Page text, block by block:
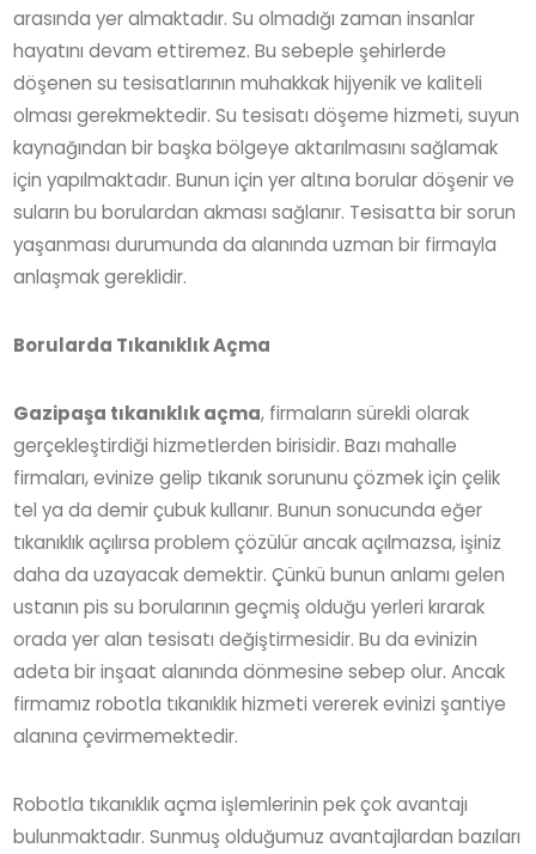
arasında yer almaktadır. Su olmadığı zaman insanlar
hayatını devam ettiremez. Bu sebeple şehirlerde
döşenen su tesisatlarının muhakkak hijyenik ve kaliteli
olması gerekmektedir. Su tesisatı döşeme hizmeti, suyun
kaynağından bir başka bölgeye aktarılmasını sağlamak
için yapılmaktadır. Bunun için yer altına borular döşenir ve
suların bu borulardan akması sağlanır. Tesisatta bir sorun
yaşanması durumunda da alanında uzman bir firmayla
anlaşmak gereklidir.
Borularda Tıkanıklık Açma
Gazipaşa tıkanıklık açma, firmaların sürekli olarak
gerçekleştirdiği hizmetlerden birisidir. Bazı mahalle
firmaları, evinize gelip tıkanık sorununu çözmek için çelik
tel ya da demir çubuk kullanır. Bunun sonucunda eğer
tıkanıklık açılırsa problem çözülür ancak açılmazsa, işiniz
daha da uzayacak demektir. Çünkü bunun anlamı gelen
ustanın pis su borularının geçmiş olduğu yerleri kırarak
orada yer alan tesisatı değiştirmesidir. Bu da evinizin
adeta bir inşaat alanında dönmesine sebep olur. Ancak
firmamız robotla tıkanıklık hizmeti vererek evinizi şantiye
alanına çevirmemektedir.
Robotla tıkanıklık açma işlemlerinin pek çok avantajı
bulunmaktadır. Sunmuş olduğumuz avantajlardan bazıları